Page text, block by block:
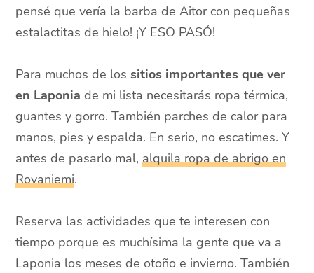
pensé que vería la barba de Aitor con pequeñas
estalactitas de hielo! ¡Y ESO PASÓ!
Para muchos de los sitios importantes que ver
en Laponiade mi lista necesitarás ropa térmica,
guantes y gorro. También parches de calor para
manos, pies y espalda. En serio, no escatimes. Y
antes de pasarlo mal,alquila ropa de abrigo en
Rovaniemi.
Reserva las actividades que te interesen con
tiempo porque es muchísima la gente que va a
Laponia los meses de otoño e invierno. También